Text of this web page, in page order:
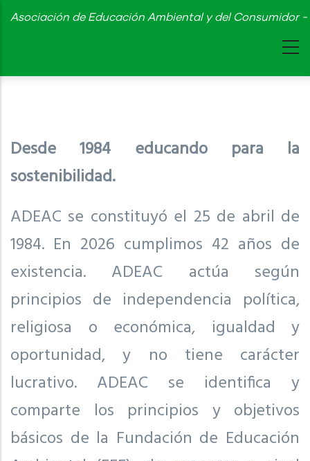
Skip
content
Asociación de Educación Ambiental y del Consumidor
Desde 1984 educando para la
sostenibilidad.
ADEAC se constituyó el 25 de abril de
1984. En 2026 cumplimos 42 años de
existencia. ADEAC actúa según
principios de independencia política,
religiosa o económica, igualdad y
oportunidad, y no tiene carácter
lucrativo. ADEAC se identifica y
comparte los principios y objetivos
básicos de la Fundación de Educación